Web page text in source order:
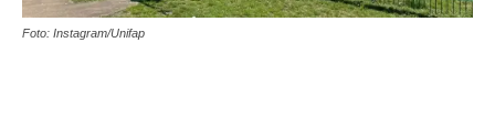
Foto: Instagram/Unifap